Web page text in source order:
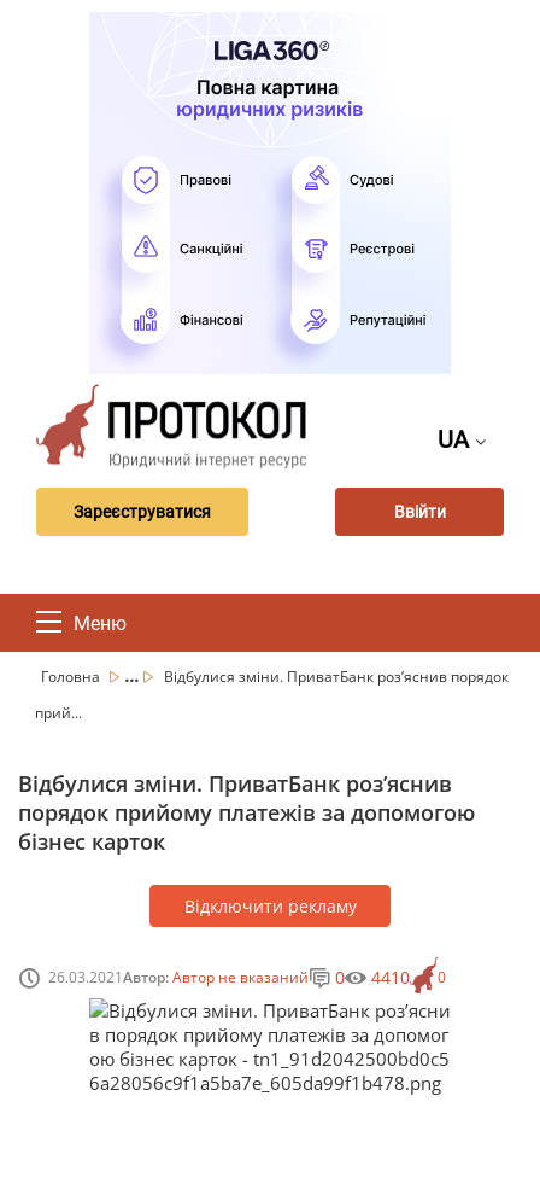
UA
Зареєструватися Ввійти
Меню
Головна ...
Відбулися зміни. ПриватБанк роз’яснив порядок
прий...
Відбулися зміни. ПриватБанк роз’яснив
порядок прийому платежів за допомогою
бізнес карток
Відключити рекламу
26.03.2021Автор:Автор не вказаний 0
0 4410